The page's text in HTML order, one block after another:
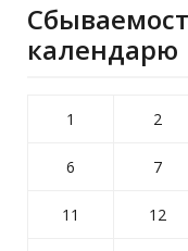
календарю
1 2
6 7
11 12